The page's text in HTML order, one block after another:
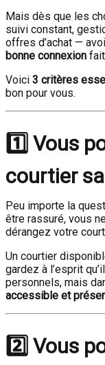
Mais dès que les
suivi constant,
offres d’achat —
bonne connexion
Voici 3 critères
bon pour vous.
1️⃣ Vous
courtier
Peu importe la
être rassuré, vous
dérangez votre
Un courtier
gardez à l’esprit
personnels, mais
accessible et
2️⃣ Vous